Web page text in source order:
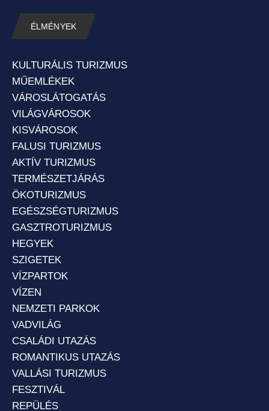
ÉLMÉNYEK
KULTURÁLIS TURIZMUS
MŰEMLÉKEK
VÁROSLÁTOGATÁS
VILÁGVÁROSOK
KISVÁROSOK
FALUSI TURIZMUS
AKTÍV TURIZMUS
TERMÉSZETJÁRÁS
ÖKOTURIZMUS
EGÉSZSÉGTURIZMUS
GASZTROTURIZMUS
HEGYEK
SZIGETEK
VÍZPARTOK
VÍZEN
NEMZETI PARKOK
VADVILÁG
CSALÁDI UTAZÁS
ROMANTIKUS UTAZÁS
VALLÁSI TURIZMUS
FESZTIVÁL
REPÜLÉS